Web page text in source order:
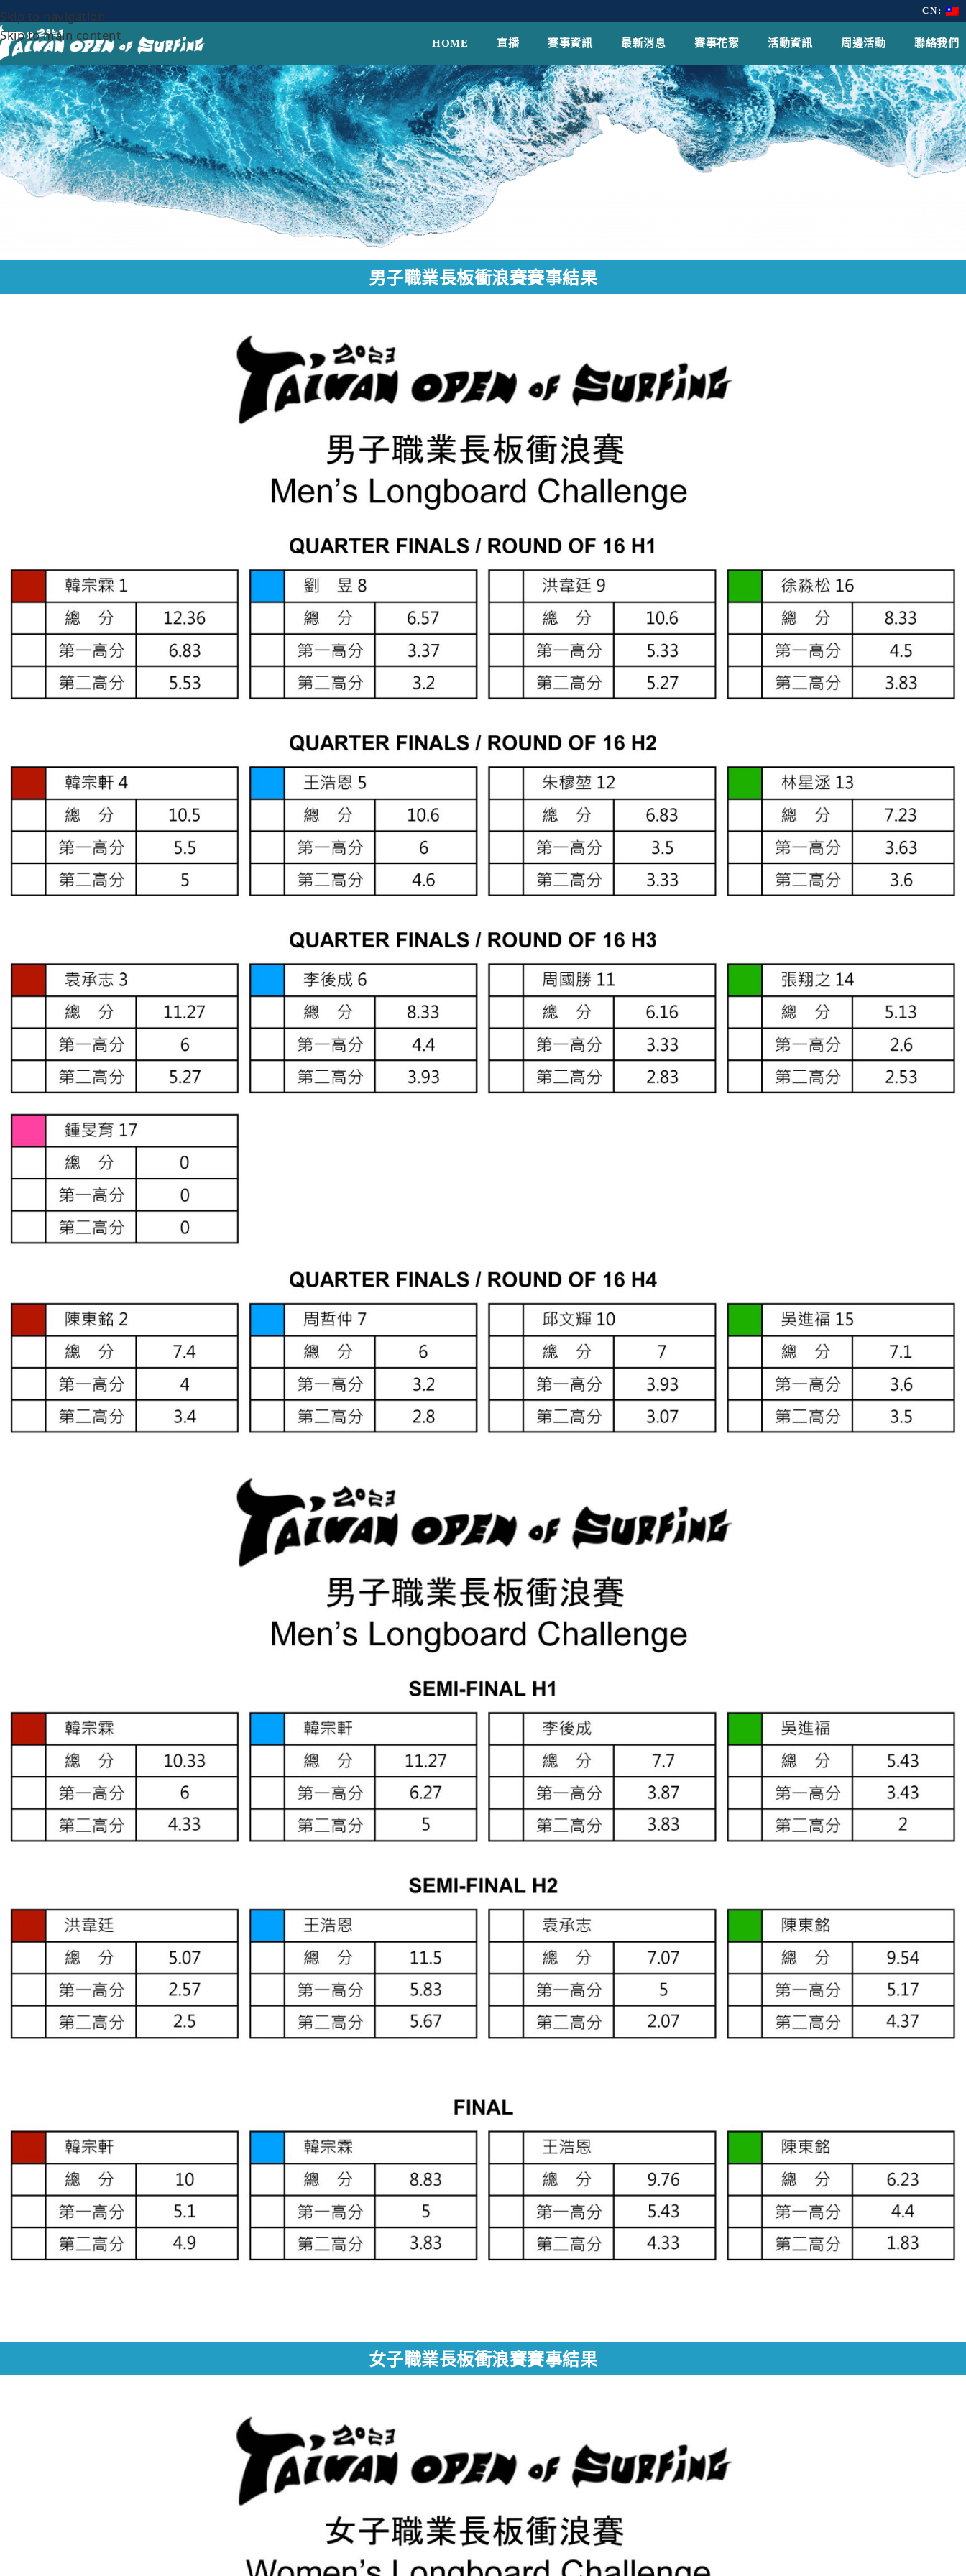
Skip to navigation
Skip to main content
CN:
HOME 直播 賽事資訊 最新消息 賽事花絮 活動資訊 周邊活動 聯絡我們
男子職業長板衝浪賽賽事結果
女子職業長板衝浪賽賽事結果